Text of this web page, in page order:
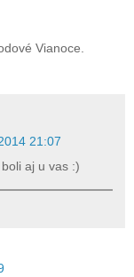
Vianoce.
21:07
aj u vas :)